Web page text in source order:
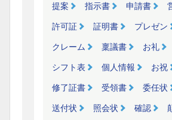
提案 指示書 申請書
許可証 証明書 プレゼン
クレーム 稟議書 お礼
シフト表 個人情報 お祝
修了証書 受領書 委任状
送付状 照会状 確認